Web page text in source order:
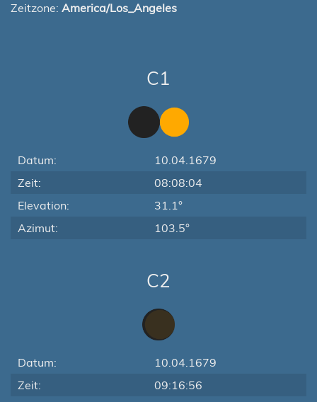
Zeitzone: America/Los_Angeles
C1
Datum:
10.04.1679
Zeit:
08:08:04
Elevation:
31.1°
Azimut:
103.5°
C2
Datum:
10.04.1679
Zeit:
09:16:56